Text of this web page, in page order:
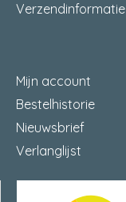
Verzendinformatie
Mijn account
Bestelhistorie
Nieuwsbrief
Verlanglijst